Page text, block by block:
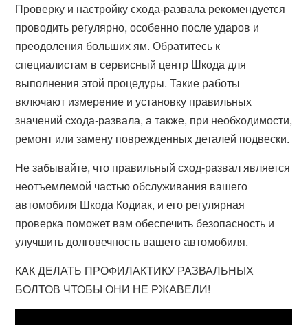
Проверку и настройку схода-развала рекомендуется
проводить регулярно, особенно после ударов и
преодоления больших ям. Обратитесь к
специалистам в сервисный центр Шкода для
выполнения этой процедуры. Такие работы
включают измерение и установку правильных
значений схода-развала, а также, при необходимости,
ремонт или замену поврежденных деталей подвески.
Не забывайте, что правильный сход-развал является
неотъемлемой частью обслуживания вашего
автомобиля Шкода Кодиак, и его регулярная
проверка поможет вам обеспечить безопасность и
улучшить долговечность вашего автомобиля.
КАК ДЕЛАТЬ ПРОФИЛАКТИКУ РАЗВАЛЬНЫХ
БОЛТОВ ЧТОБЫ ОНИ НЕ РЖАВЕЛИ!